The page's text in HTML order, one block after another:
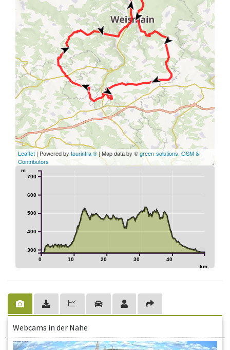
Leaflet | Powered bytourinfra ®| Map data by ©green-solutions, OSM &
Contributors
0 10 20 30 40
km
300
400
500
600
700
m
Webcams in der Nähe